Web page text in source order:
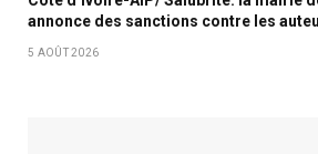
annonce des sanctions contre les
5 AOÛT 2026